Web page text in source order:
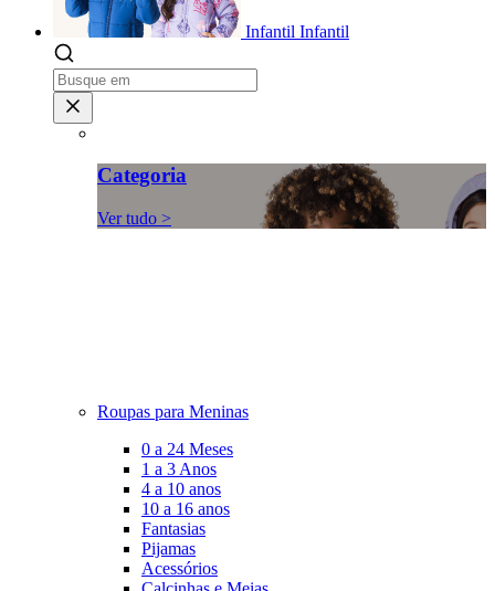
Infantil Infantil
Categoria
Ver tudo >
Roupas para Meninas
0 a 24 Meses
1 a 3 Anos
4 a 10 anos
10 a 16 anos
Fantasias
Pijamas
Acessórios